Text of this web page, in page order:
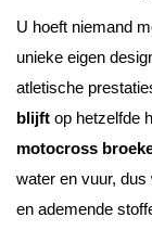
U hoeft niemand
unieke eigen
atletische
blijft op hetzelfde
motocross
water en vuur,
en ademende